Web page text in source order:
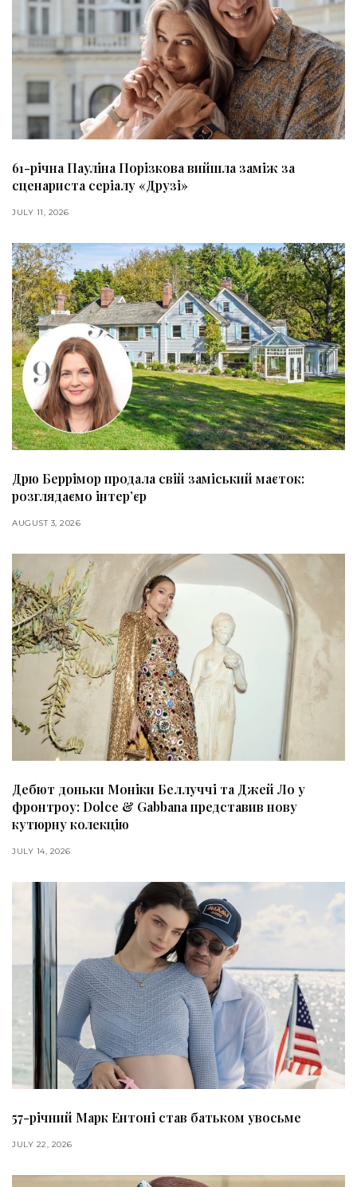
61-річна Пауліна Порізкова вийшла заміж за
сценариста серіалу «Друзі»
JULY 11, 2026
Дрю Беррімор продала свій заміський маєток:
розглядаємо інтер’єр
AUGUST 3, 2026
Дебют доньки Моніки Беллуччі та Джей Ло у
фронтроу: Dolce & Gabbana представив нову
кутюрну колекцію
JULY 14, 2026
57-річний Марк Ентоні став батьком увосьме
JULY 22, 2026